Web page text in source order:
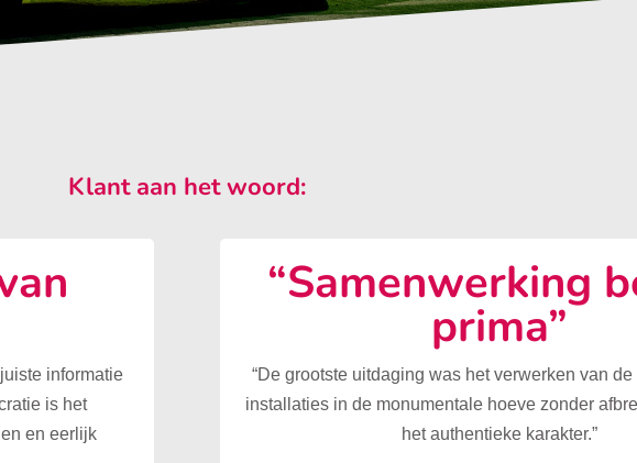
Klant aan het woord:
informatie
is het
en eerlijk
“Samenwerking
prima”
“De grootste uitdaging was het verwerken van
installaties in de monumentale hoeve zonder
het authentieke karakter.”